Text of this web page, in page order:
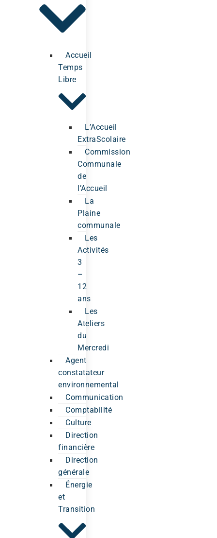
Accueil
Temps
Libre
L’Accueil
ExtraScolaire
Commission
Communale
de
l’Accueil
La
Plaine
communale
Les
Activités
3
–
12
ans
Les
Ateliers
du
Mercredi
Agent
constatateur
environnemental
Communication
Comptabilité
Culture
Direction
financière
Direction
générale
Énergie
et
Transition